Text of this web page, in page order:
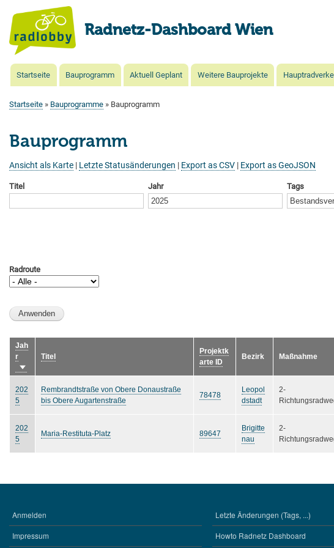
Radnetz-Dashboard Wien
MainStartseite Bauprogramm Aktuell Geplant Weitere Bauprojekte
Startseite Bauprogramme Bauprogramm
Bauprogramm
Ansicht als Karte | Letzte Statusänderungen | Export as CSV | Export as GeoJSON
Titel Jahr Tags
Radroute
Jah
r
Aufsteigend
sortieren
Titel
Projektk
arte ID
Bezirk Maßnahme
202
5
Rembrandtstraße von Obere Donaustraße
bis Obere Augartenstraße
78478
Leopol
dstadt
2-
202
5
Maria-Restituta-Platz 89647
Brigitte
nau
2-
BENUTZERMENÜ
Anmelden
Impressum
WERKZEUGE
Letzte Änderungen (Tags, ...)
Howto Radnetz Dashboard